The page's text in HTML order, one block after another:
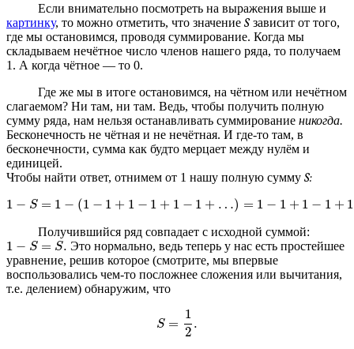
Если внимательно посмотреть на выражения выше и
картинку, то можно отметить, что значение Sзависит от того,
где мы остановимся, проводя суммирование. Когда мы
складываем нечётное число членов нашего ряда, то получаем
1. А когда чётное — то 0.
Где же мы в итоге остановимся, на чётном или нечётном
слагаемом? Ни там, ни там. Ведь, чтобы получить полную
сумму ряда, нам нельзя останавливать суммирование никогда.
Бесконечность не чётная и не нечётная. И где-то там, в
бесконечности, сумма как будто мерцает между нулём и
единицей.
Чтобы найти ответ, отнимем от 1 нашу полную сумму S:
1 − S = 1 − (1 − 1 + 1 − 1 + 1 − 1 + …) = 1 − 1 + 1 − 1 + 1
1 S=1- 1- 1+ 1- 1+1-1 + … =1 -1 +1-1 + 1-1 + 1-1+ … =S
Получившийся ряд совпадает с исходной суммой:
1 − S = S.
1 S=S
Это нормально, ведь теперь у нас есть простейшее
уравнение, решив которое (смотрите, мы впервые
воспользовались чем-то посложнее сложения или вычитания,
т.е. делением) обнаружим, что
S =
1
2
.
S =1 2.